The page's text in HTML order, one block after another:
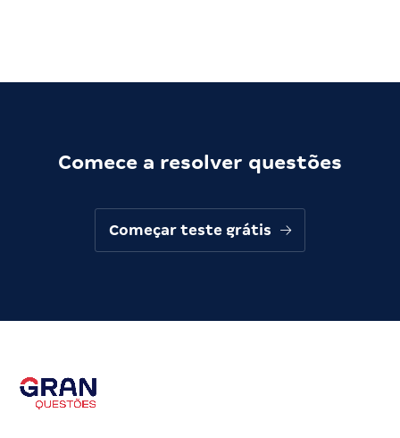
Comece a resolver questões
Começar teste grátis